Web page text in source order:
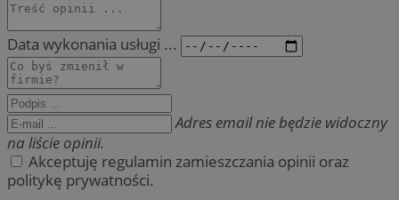
Data wykonania usługi ...
Adres email nie będzie widoczny
na liście opinii.
Akceptuję regulamin zamieszczania opinii oraz
politykę prywatności.